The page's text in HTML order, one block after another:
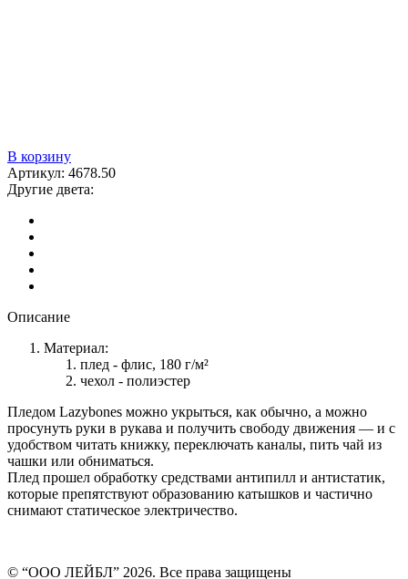
В корзину
Артикул: 4678.50
Другие двета:
Описание
Материал:
плед - флис, 180 г/м²
чехол - полиэстер
Пледом Lazybones можно укрыться, как обычно, а можно
просунуть руки в рукава и получить свободу движения — и с
удобством читать книжку, переключать каналы, пить чай из
чашки или обниматься.
Плед прошел обработку средствами антипилл и антистатик,
которые препятствуют образованию катышков и частично
снимают статическое электричество.
© “ООО ЛЕЙБЛ” 2026. Все права защищены